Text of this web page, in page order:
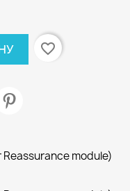
favorite_border
module)